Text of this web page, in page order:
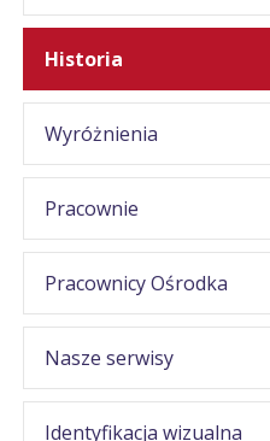
Historia
Wyróżnienia
Pracownie
Pracownicy Ośrodka
Nasze serwisy
Identyfikacja wizualna